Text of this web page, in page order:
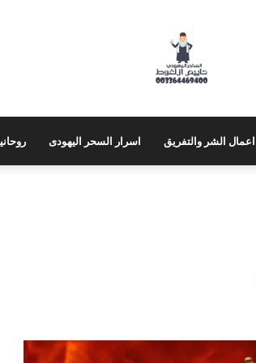
اعمال الشر والتفريق اسرار السحر اليهودى